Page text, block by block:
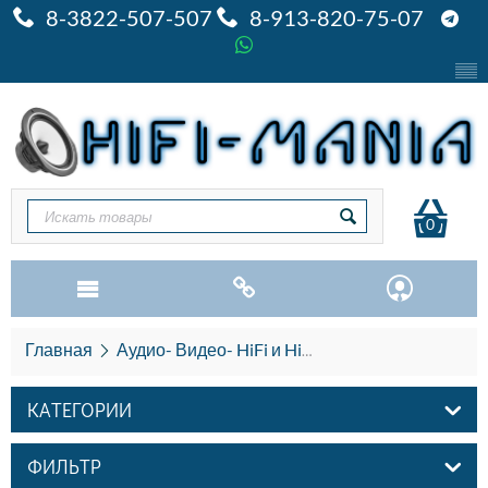
8-3822-507-507 8-913-820-75-07
0
Главная Аудио- Видео- HiFi и HiEND
КАТЕГОРИИ
ФИЛЬТР